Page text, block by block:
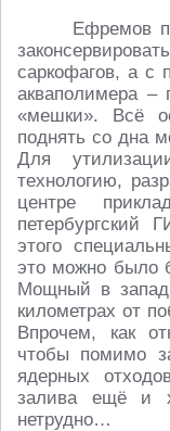
Ефремов
саркофагов, а с
акваполимера –
«мешки». Всё
поднять со дна
Для
технологию,
центре
петербургский
этого
это можно было
Мощный в
километрах от
Впрочем, как
чтобы помимо
ядерных
залива ещё и
нетрудно…